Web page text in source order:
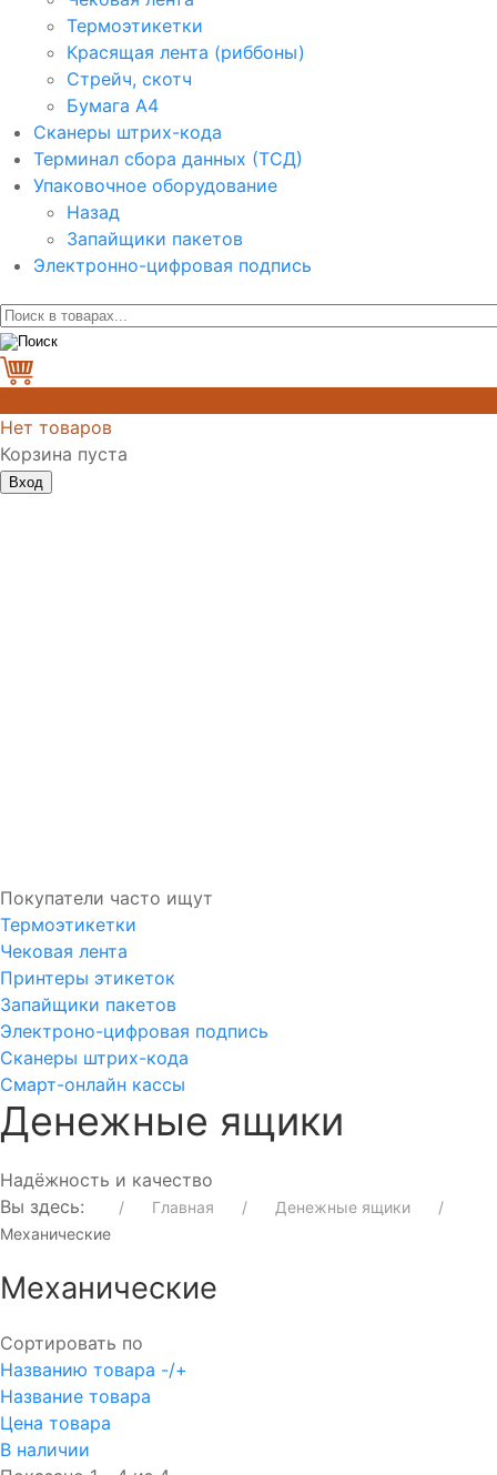
Термоэтикетки
Красящая лента (риббоны)
Стрейч, скотч
Бумага А4
Сканеры штрих-кода
Терминал сбора данных (ТСД)
Упаковочное оборудование
Назад
Запайщики пакетов
Электронно-цифровая подпись
Нет товаров
Корзина пуста
Вход
Покупатели часто ищут
Термоэтикетки
Чековая лента
Принтеры этикеток
Запайщики пакетов
Электроно-цифровая подпись
Сканеры штрих-кода
Смарт-онлайн кассы
Денежные ящики
Надёжность и качество
Вы здесь:
Главная
Денежные ящики
Механические
Механические
Сортировать по
Названию товара -/+
Название товара
Цена товара
В наличии